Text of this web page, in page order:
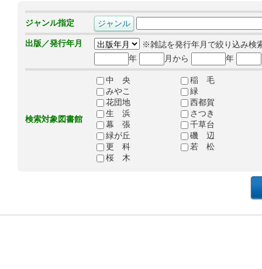
ジャンル指定
出版／発行年月
※雑誌を発行年月で絞り込み検
年
月から 年
検索対象図書館
中 央
稲 毛
みやこ
緑
花団地
西都賀
生 浜
さつき
幕 張
千草台
緑が丘
磯 辺
更 科
若 松
桜 木